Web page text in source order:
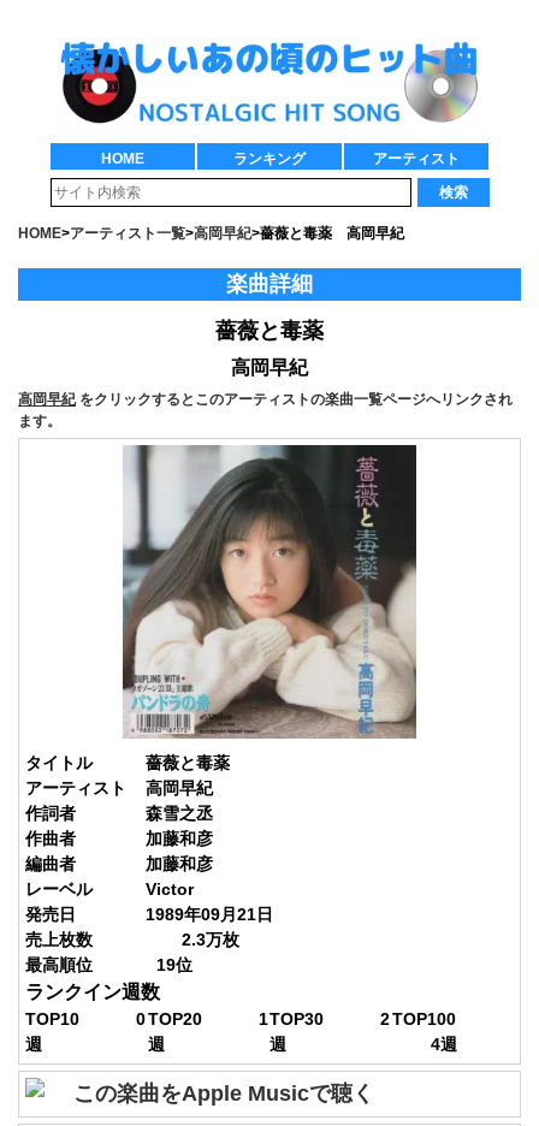
HOME ランキング
アーティスト
検索
HOME>アーティスト一覧>高岡早紀>薔薇と毒薬 高岡早紀
楽曲詳細
薔薇と毒薬
高岡早紀
高岡早紀をクリックするとこのアーティストの楽曲一覧ページへリンクされ
ます。
タイトル
薔薇と毒薬
アーティスト
高岡早紀
作詞者
森雪之丞
作曲者
加藤和彦
編曲者
加藤和彦
レーベル
Victor
発売日
1989年09月21日
売上枚数
2.3万枚
最高順位
19位
ランクイン週数
TOP10
0
週
TOP20
1
週
TOP30
2
週
TOP100
4週
この楽曲をApple Musicで聴く